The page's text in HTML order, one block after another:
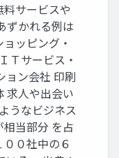
サービスや
ずかれる例は
ョッピング・
Ｔサービス・
ョン会社 印刷
求人や出会い
うなビジネス
当部分 を占
０社中の６